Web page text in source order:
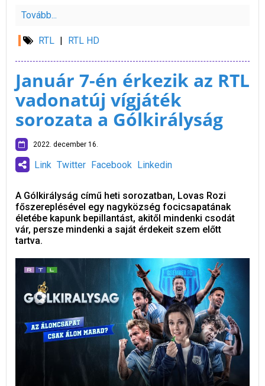
Tovább...
RTL | RTL HD
Január 7-én érkezik az RTL
vadonatúj vígjáték
sorozata a Gólkirályság
2022. december 16.
Link Twitter Facebook Linkedin
A Gólkirályság című heti sorozatban, Lovas Rozi
főszereplésével egy nagyközség focicsapatának
életébe kapunk bepillantást, akitől mindenki csodát
vár, persze mindenki a saját érdekeit szem előtt
tartva.